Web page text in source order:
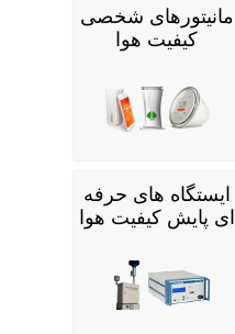
مانیتورهای شخصی
کیفیت هوا
ایستگاه های حرفه
ای پایش کیفیت هوا